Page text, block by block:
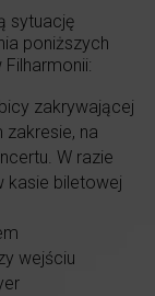
sytuację
poniższych
zakrywającej
zakresie, na
W razie
kasie biletowej
wejściu